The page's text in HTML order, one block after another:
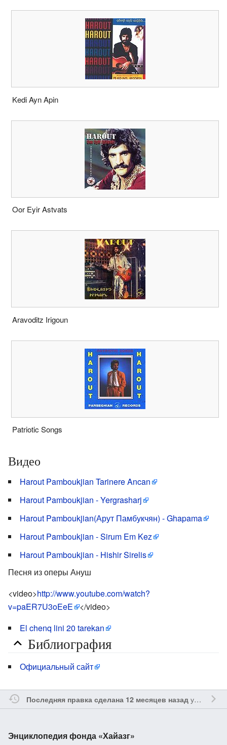
Kedi Ayn Apin
Oor Eyir Astvats
Aravoditz Irigoun
Patriotic Songs
Видео
Harout Pamboukjian Tarinere Ancan
Harout Pamboukjian - Yergrasharj
Harout Pamboukjian(Арут Памбукчян) - Ghapama
Harout Pamboukjian - Sirum Em Kez
Harout Pamboukjian - Hishir Sirelis
Песня из оперы Ануш
<video>http://www.youtube.com/watch?
v=paER7U3oEeE
</video>
El chenq lini 20 tarekan
Библиография
Официальный сайт
Последняя правка сделана 12 месяцев назадучастником
Энциклопедия фонда «Хайазг»